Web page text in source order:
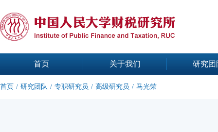
首页 关于我们 研究团
首页 / 研究团队 / 专职研究员 / 高级研究员 / 马光荣